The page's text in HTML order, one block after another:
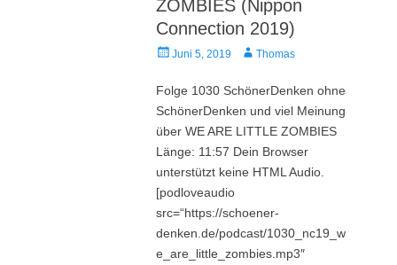
ZOMBIES (Nippon
Connection 2019)
Veröffentlicht
Juni 5, 2019 AutorThomas
Folge 1030 SchönerDenken ohne
SchönerDenken und viel Meinung
über WE ARE LITTLE ZOMBIES
Länge: 11:57 Dein Browser
unterstützt keine HTML Audio.
[podloveaudio
src=“https://schoener-
denken.de/podcast/1030_nc19_w
e_are_little_zombies.mp3″